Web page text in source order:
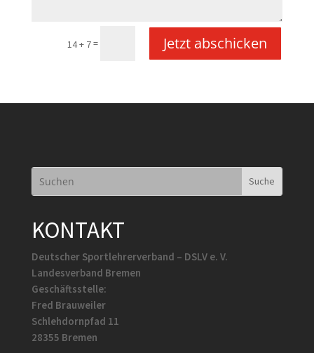
14 + 7= Jetzt abschicken
KONTAKT
Deutscher Sportlehrerverband – DSLV e. V.
Landesverband Bremen
Geschäftsstelle:
Fred Brauweiler
Schlehdornpfad 11
28355 Bremen